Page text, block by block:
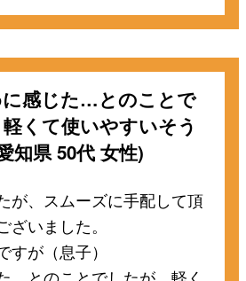
に感じた…とのことで
くて使いやすいそう
知県 50代 女性)
が、スムーズに手配して頂
ざいました。
すが（息子）